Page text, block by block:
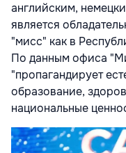
английским,
является
"мисс" как в
По данным офиса
"пропагандирует
образование,
национальные